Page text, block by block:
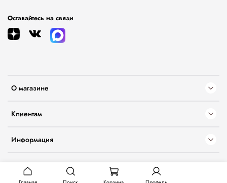
О магазине
Клиентам
Информация
Оставайтесь на связи